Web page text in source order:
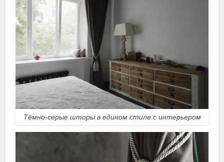
Тёмно-серые шторы в едином стиле с интерьером